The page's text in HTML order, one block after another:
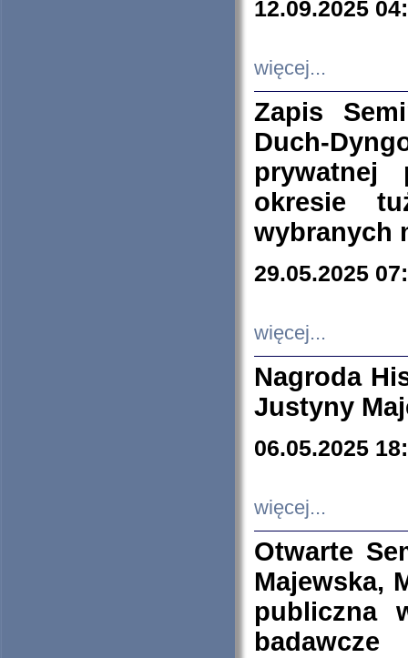
12.09.2025
więcej...
Zapis
Duch-
prywatnej
okresie
wybranych
29.05.2025
więcej...
Nagroda
Justyny
06.05.2025
więcej...
Otwarte
Majewska,
publiczna
badawcze